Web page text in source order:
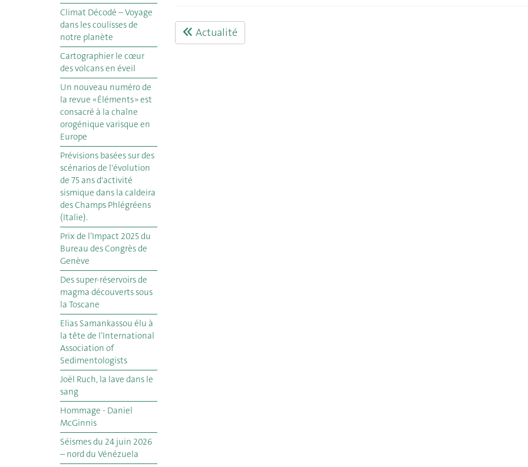
Climat Décodé – Voyage
dans les coulisses de
notre planète
Cartographier le cœur
des volcans en éveil
Un nouveau numéro de
la revue « Éléments » est
consacré à la chaîne
orogénique varisque en
Europe
Prévisions basées sur des
scénarios de l'évolution
de 75 ans d'activité
sismique dans la caldeira
des Champs Phlégréens
(Italie).
Prix de l’Impact 2025 du
Bureau des Congrès de
Genève
Des super-réservoirs de
magma découverts sous
la Toscane
Elias Samankassou élu à
la tête de l’International
Association of
Sedimentologists
Joël Ruch, la lave dans le
sang
Hommage - Daniel
McGinnis
Séismes du 24 juin 2026
– nord du Vénézuela
Actualité